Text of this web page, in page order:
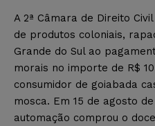
A 2ª Câmara de Direito
de produtos coloniais,
Grande do Sul ao
morais no importe de R$
consumidor de goiabada
mosca. Em 15 de agosto
automação comprou o